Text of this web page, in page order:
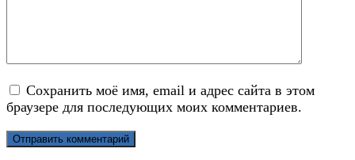
Сохранить моё имя, email и адрес сайта в этом
браузере для последующих моих комментариев.